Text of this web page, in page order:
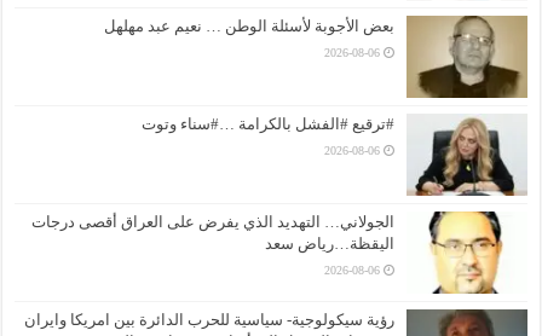
بعض الأجوبة لأسئلة الوطن … نعيم عبد مهلهل
2026-08-06
#ترقيع #الفشل بالكرامة …#سناء وتوت
2026-08-06
الجولاني… التهديد الذي يفرض على العراق أقصى درجات
اليقظة…رياض سعد
2026-08-06
رؤية سيكولوجية- سياسية للحرب الدائرة بين امريكا وايران